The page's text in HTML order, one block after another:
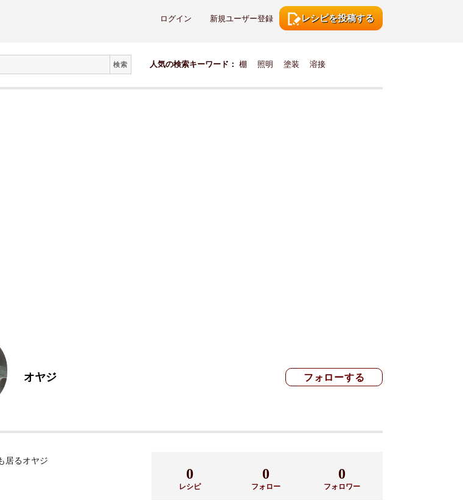
レシピを投稿する
新規ユーザー登録
ログイン
検索 人気の検索キーワード： 棚 照明 塗装 溶接
オヤジ
居るオヤジ
0
レシピ
0
フォロー
0
フォロワー